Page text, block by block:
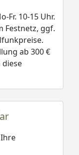
Fr. 10-15 Uhr.
Festnetz, ggf.
ab 300 €